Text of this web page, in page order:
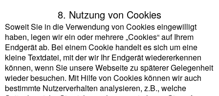
8. Nutzung von Cookies
Soweit Sie in die Verwendung von Cookies eingewilligt
haben, legen wir ein oder mehrere „Cookies“ auf Ihrem
Endgerät ab. Bei einem Cookie handelt es sich um eine
kleine Textdatei, mit der wir Ihr Endgerät wiedererkennen
können, wenn Sie unsere Webseite zu späterer Gelegenheit
wieder besuchen. Mit Hilfe von Cookies können wir auch
bestimmte Nutzerverhalten analysieren, z.B., welche